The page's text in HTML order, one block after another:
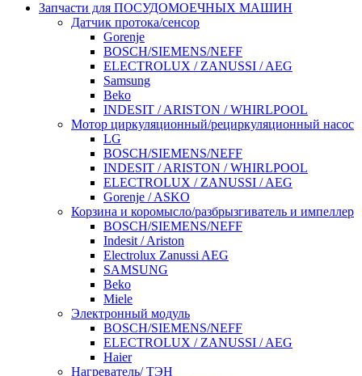
Запчасти для ПОСУДОМОЕЧНЫХ МАШИН
Датчик протока/сенсор
Gorenje
BOSCH/SIEMENS/NEFF
ELECTROLUX / ZANUSSI / AEG
Samsung
Beko
INDESIT / ARISTON / WHIRLPOOL
Мотор циркуляционный/рециркуляционный насос
LG
BOSCH/SIEMENS/NEFF
INDESIT / ARISTON / WHIRLPOOL
ELECTROLUX / ZANUSSI / AEG
Gorenje / ASKO
Корзина и коромысло/разбрызгиватель и импеллер
BOSCH/SIEMENS/NEFF
Indesit / Ariston
Electrolux Zanussi AEG
SAMSUNG
Beko
Miele
Электронный модуль
BOSCH/SIEMENS/NEFF
ELECTROLUX / ZANUSSI / AEG
Haier
Нагреватель/ ТЭН